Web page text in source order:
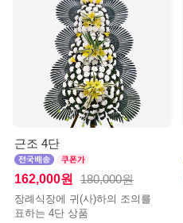
근조 4단
162,000원 180,000원
장례식장에 귀(사)하의 조의를
표하는 4단 상품